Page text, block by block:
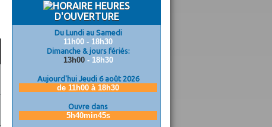
HEURES
D'OUVERTURE
Du Lundi au Samedi
11h00 - 18h30
Dimanche & jours fériés:
13h00- 18h30
Aujourd'hui Jeudi 6 août 2026
de 11h00 à 18h30
Ouvre dans
5h40min44s